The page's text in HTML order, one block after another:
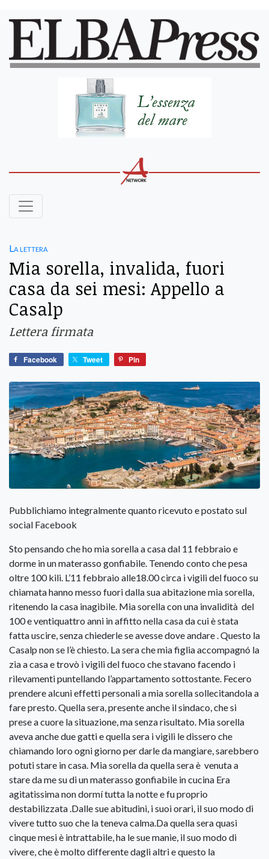
La lettera
Mia sorella, invalida, fuori
casa da sei mesi: Appello a
Casalp
Lettera firmata
Facebook Tweet Pin
Pubblichiamo integralmente quanto ricevuto e postato sul
social Facebook
Sto pensando che ho mia sorella a casa dal 11 febbraio e
dorme in un materasso gonfiabile. Tenendo conto che pesa
oltre 100 kili. L’11 febbraio alle18.00 circa i vigili del fuoco su
chiamata hanno messo fuori dalla sua abitazione mia sorella,
ritenendo la casa inagibile. Mia sorella con una invalidità del
100 e ventiquattro anni in affitto nella casa da cui è stata
fatta uscire, senza chiederle se avesse dove andare . Questo la
Casalp non se l’è chiesto. La sera che mia figlia accompagnó la
zia a casa e trovò i vigili del fuoco che stavano facendo i
rilevamenti puntellando l’appartamento sottostante. Fecero
prendere alcuni effetti personali a mia sorella sollecitandola a
fare presto. Quella sera, presente anche il sindaco, che si
prese a cuore la situazione, ma senza risultato. Mia sorella
aveva anche due gatti e quella sera i vigili le dissero che
chiamando loro ogni giorno per darle da mangiare, sarebbero
potuti stare in casa. Mia sorella da quella sera è venuta a
stare da me su di un materasso gonfiabile in cucina Era
agitatissima non dormí tutta la notte e fu proprio
destabilizzata .Dalle sue abitudini, i suoi orari, il suo modo di
vivere tutto suo che la teneva calma.Da quella sera quasi
cinque mesi è intrattabile, ha le sue manie, il suo modo di
vivere, che è molto differente dagli altri e questo la